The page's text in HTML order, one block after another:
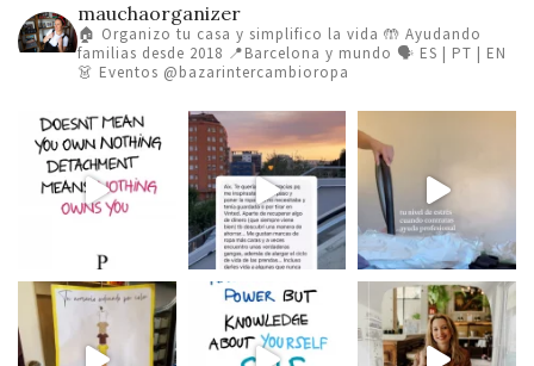
mauchaorganizer
🏠 Organizo tu casa y simplifico la vida 🤲 Ayudando
familias desde 2018 📍Barcelona y mundo 🗣️ ES | PT | EN
👗 Eventos @bazarintercambioropa